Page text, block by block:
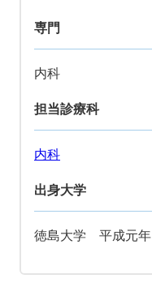
専門
内科
担当診療科
内科
出身大学
徳島大学 平成元年